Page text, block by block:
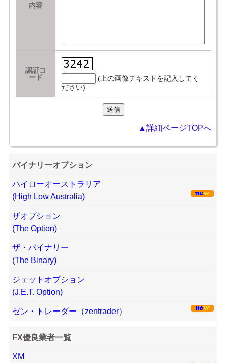
内容
認証コ
ード
(上の画像テキストを記入してく
ださい)
▲詳細ページTOPへ
バイナリーオプション
ハイローオーストラリア
(High Low Australia)
ザオプション
(The Option)
ザ・バイナリー
(The Binary)
ジェットオプション
(J.E.T. Option)
ゼン・トレーダー（zentrader）
FX優良業者一覧
XM